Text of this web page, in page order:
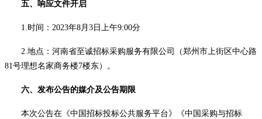
五、响应文件开启
1.时间： 2023年8月3日上午9:00分
2.地点： 河南省至诚招标采购服务有限公司（郑州市上街区中心路
81号理想名家商务楼7楼东）。
六、发布公告的媒介及公告期限
本次公告在《中国招标投标公共服务平台》《中国采购与招标